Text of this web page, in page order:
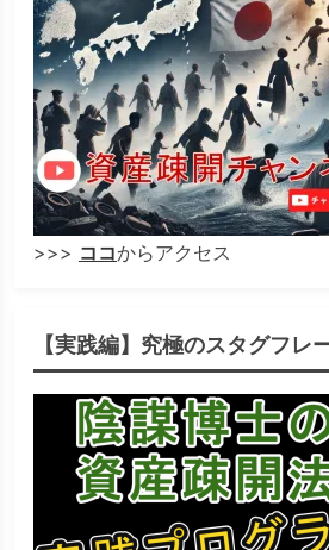
>>> ココからアクセス
【実践編】究極のスタグフレ